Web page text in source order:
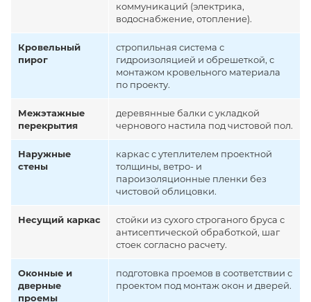
коммуникаций (электрика,
водоснабжение, отопление).
Кровельный
пирог
стропильная система с
гидроизоляцией и обрешеткой, с
монтажом кровельного материала
по проекту.
Межэтажные
перекрытия
деревянные балки с укладкой
чернового настила под чистовой пол.
Наружные
стены
каркас с утеплителем проектной
толщины, ветро- и
пароизоляционные пленки без
чистовой облицовки.
Несущий каркас
стойки из сухого строганого бруса с
антисептической обработкой, шаг
стоек согласно расчету.
Оконные и
дверные
проемы
подготовка проемов в соответствии с
проектом под монтаж окон и дверей.